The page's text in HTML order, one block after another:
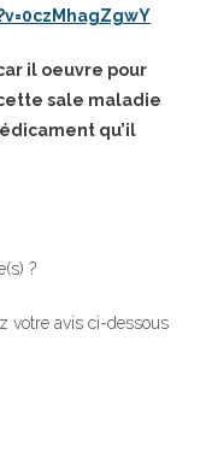
il oeuvre pour
sale maladie
qu’il
?
votre avis ci-dessous